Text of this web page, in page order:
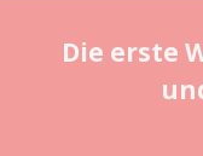
Die erste